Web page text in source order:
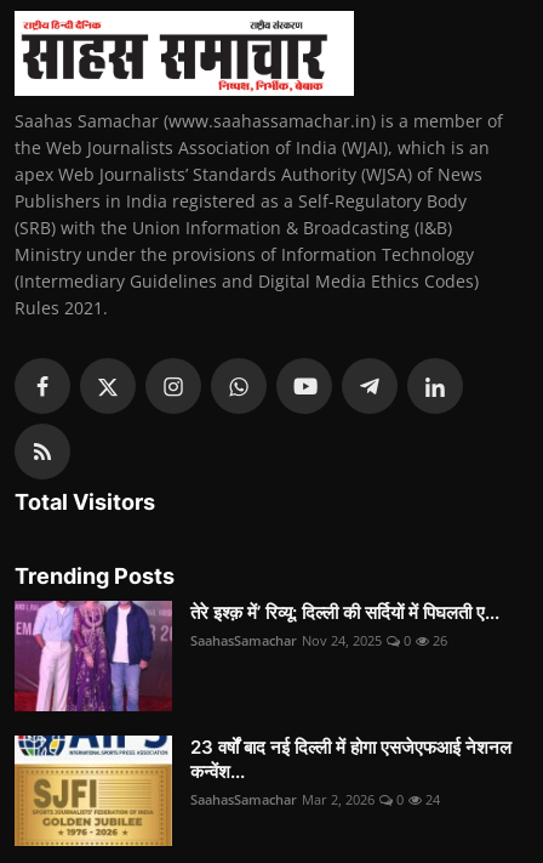
Saahas Samachar (www.saahassamachar.in) is a member of
the Web Journalists Association of India (WJAI), which is an
apex Web Journalists’ Standards Authority (WJSA) of News
Publishers in India registered as a Self-Regulatory Body
(SRB) with the Union Information & Broadcasting (I&B)
Ministry under the provisions of Information Technology
(Intermediary Guidelines and Digital Media Ethics Codes)
Rules 2021.
Total Visitors
Trending Posts
तेरे इश्क़ में’ रिव्यू: दिल्ली की सर्दियों में पिघलती ए...
SaahasSamachar Nov 24, 2025 0 26
23 वर्षों बाद नई दिल्ली में होगा एसजेएफआई नेशनल
कन्वेंश...
SaahasSamachar Mar 2, 2026 0 24